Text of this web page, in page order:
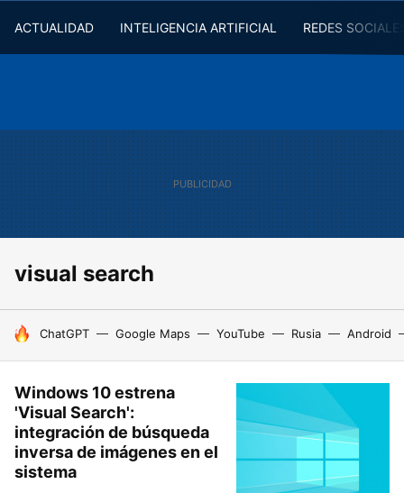
ACTUALIDAD INTELIGENCIA ARTIFICIAL REDES
visual search
HOY SE HABLA DE
ChatGPT Google Maps YouTube Rusia Android
Windows 10 estrena
'Visual Search':
integración de búsqueda
inversa de imágenes en el
sistema